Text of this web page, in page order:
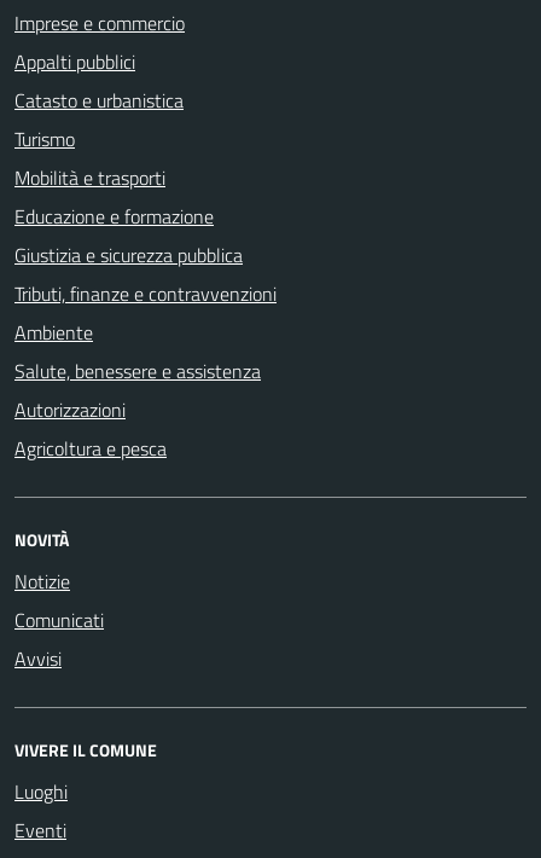
Imprese e commercio
Appalti pubblici
Catasto e urbanistica
Turismo
Mobilità e trasporti
Educazione e formazione
Giustizia e sicurezza pubblica
Tributi, finanze e contravvenzioni
Ambiente
Salute, benessere e assistenza
Autorizzazioni
Agricoltura e pesca
NOVITÀ
Notizie
Comunicati
Avvisi
VIVERE IL COMUNE
Luoghi
Eventi